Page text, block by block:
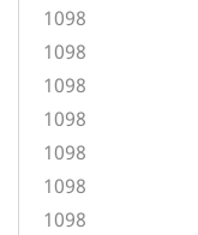
1098
1098
1098
1098
1098
1098
1098